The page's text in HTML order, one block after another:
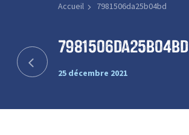
Accueil 7981506da25b04bd
7981506da25b04bd
25 décembre 2021